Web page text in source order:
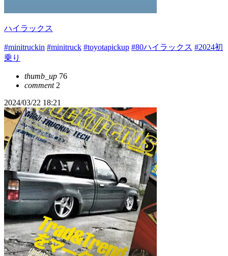
ハイラックス
#minitruckin #minitruck #toyotapickup #80ハイラックス #2024初
乗り
thumb_up 76
comment2
2024/03/22 18:21